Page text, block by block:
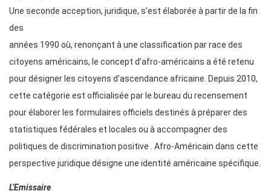
Une seconde acception, juridique, s’est élaborée à partir de la fin
des
années 1990 où, renonçant à une classification par race des
citoyens américains, le concept d’afro-américains a été retenu
pour désigner les citoyens d’ascendance africaine. Depuis 2010,
cette catégorie est officialisée par le bureau du recensement
pour élaborer les formulaires officiels destinés à préparer des
statistiques fédérales et locales ou à accompagner des
politiques de discrimination positive . Afro-Américain dans cette
perspective juridique désigne une identité américaine spécifique.
L’Emissaire